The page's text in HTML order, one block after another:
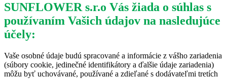
SUNFLOWER s.r.o Vás žiada o súhlas s
používaním Vašich údajov na nasledujúce
účely:
Vaše osobné údaje budú spracované a informácie z vášho zariadenia
(súbory cookie, jedinečné identifikátory a ďalšie údaje zariadenia)
môžu byť uchovávané, používané a zdieľané s dodávateľmi tretích